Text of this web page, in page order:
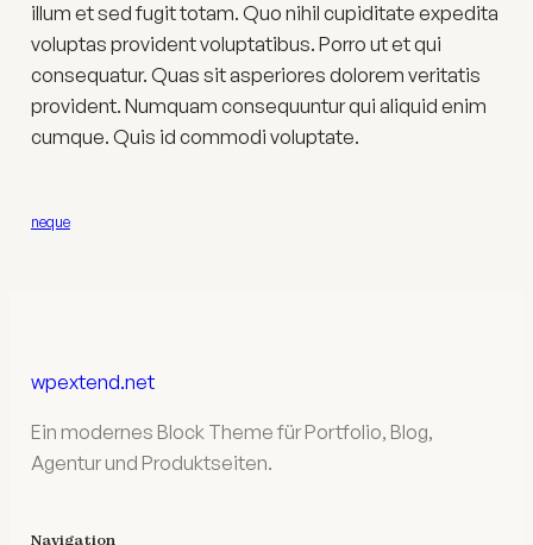
illum et sed fugit totam. Quo nihil cupiditate expedita
voluptas provident voluptatibus. Porro ut et qui
consequatur. Quas sit asperiores dolorem veritatis
provident. Numquam consequuntur qui aliquid enim
cumque. Quis id commodi voluptate.
neque
wpextend.net
Ein modernes Block Theme für Portfolio, Blog,
Agentur und Produktseiten.
Navigation